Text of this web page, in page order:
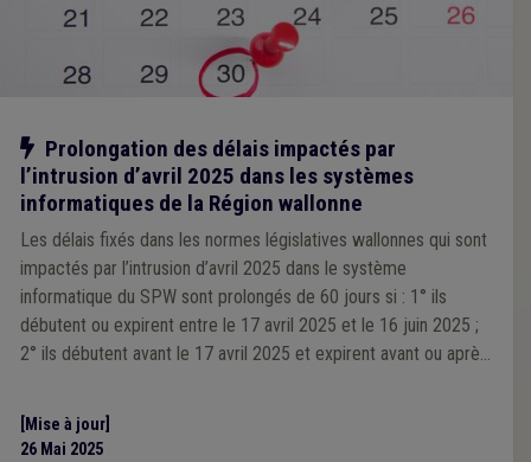
Notre action
Prolongation des délais impactés par
l’intrusion d’avril 2025 dans les systèmes
informatiques de la Région wallonne
Les délais fixés dans les normes législatives wallonnes qui sont
impactés par l’intrusion d’avril 2025 dans le système
informatique du SPW sont prolongés de 60 jours si : 1° ils
débutent ou expirent entre le 17 avril 2025 et le 16 juin 2025 ;
2° ils débutent avant le 17 avril 2025 et expirent avant ou après
[Mise à jour]
26 Mai 2025